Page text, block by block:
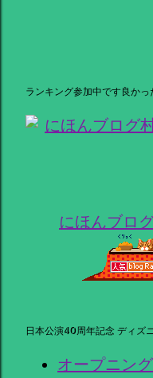
ランキング参加中です良か
にほんブロ
日本公演40周年記念 ディズ
オープニン